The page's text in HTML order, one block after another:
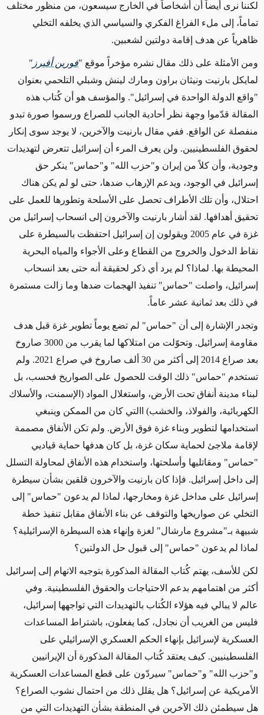
لكننا نرى أيضاً أن أشخاصاً في الخارج سيسعون، من منظور مختلف
تماماً، إلى ملء الفراغ الفكري والسياسي الذي يخلفه التخلي
ظاهرياً عن هدف إقامة دولتين لشعبين.
ومن الأمثلة على ذلك مقال نشره مؤخراً موقع "فورين أفيرز "
لمايكل بارنيت ونيثان براون ومارك لينش وشبلي التلحمي بعنوان
"واقع الدولة الواحدة في إسرائيل". والمؤسف هو أن كُتاب هذه
المقالة قدّموا وجهة نظر أحادية الجانب للصراع ورسموا صورة تبدو
منفصلة عن الواقع. ففي مقال بارنيت والآخرين، لا يوجد سوى إنكار
لحقوق الفلسطينيين. ولن يعرف المرء أن إسرائيل تتعرض لتهديدات
وجودية، وأن كلاً من إيران و"حزب الله" و"حماس" ينكر حق
إسرائيل في الوجود، ويدعم الإرهاب ضدها، حتى لو لم يكن هناك
احتلال، وأن تلك الأطراف تحصل على الأسلحة وتطورها للعمل على
تحقيق أهدافها. لقد أشار بارنيت والآخرون إلى انسحاب إسرائيل من
غزة في عام 2005 ويقولون إن إسرائيل احتفظت بالسيطرة على
نقاط الدخول والخروج من القطاع وعلى الأجواء والمياه البحرية
المحيطة بها. لماذا؟ لم يرد أي ذكر لحقيقة أنه حتى بعد انسحاب
إسرائيل، واصلت "حماس" تنفيذ الهجمات ضدها وما زالت مستمرة
في ذلك بعد ثمانية عشر عاماً.
وتجدر الإشارة إلى أن "حماس" لم تضع يوماً تطوير غزة قبل هدف
مقاومة إسرائيل.
وتحوّلت من امتلاكها لما يقرب من 3000 صاروخ
بعد صراع 2014 إلى أكثر من 30 ألف صاروخ في صراع 2021. ولم
تستخدم "حماس" ذلك الوقت للحصول على الصواريخ فحسب، بل
لبناء مدينة أنفاق تحت الأرض، واستغلال المواد (الإسمنت، والأسلاك
الكهربائية، والفولاذ، والخشب) ا
التي كان من الممكن وينبغي
استخدامها لتطوير وبناء غزة فوق الأرض. ولم تكن الأنفاق مصممة
لإقامة ملاجئ لحماية سكان غزة، بل كان هدفها حماية قياديي
"حماس" ومقاتليها وأسلحتها، واستخدام هذه الأنفاق لمحاولة التسلل
إلى داخل إسرائيل. فإذا كان بارنيت والآخرون قلقين بشأن سيطرة
إسرائيل على مداخل غزة ومخارجها، لماذا لم يدعون "حماس" إلى
التخلي عن صواريخها والتوقف عن بناء الأنفاق مقابل تنفيذ خطة
شبيهة بـ"مشروع مارشال" لغزة وإنهاء هذه السيطرة الإسرائيلية؟
لماذا لم يدعون "حماس" إلى قبول حل الدولتين؟
لكن للأسف، يهتم كُتاب المقالة المذكورة بتوجيه الاتهام إلى إسرائيل
أكثر من اهتمامهم بدعم الاحتياجات والحقوق الفلسطينية. وفي
عالم لا يبالي فيه هؤلاء الكُتاب بالتهديدات التي تواجهها إسرائيل،
فليس من الغريب أن نجادل، كما يفعلون، باشتراط المساعدات
العسكرية لإسرائيل بإنهاء الحكم العسكري الإسرائيلي على
الفلسطينيين. كيف يعتقد كُتاب المقالة المذكورة أن الإيرانيين
و"حزب الله" و"حماس" سيردّون على قطع المساعدات العسكرية
الأمريكية عن إسرائيل؟ هل يقلل ذلك من احتمال نشوب الصراع؟
هل سيطمئن ذلك الآخرين في المنطقة بشأن التهديدات التي من